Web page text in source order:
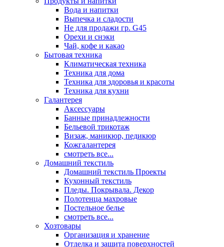
Вода и напитки
Выпечка и сладости
Не для продажи гр. G45
Орехи и снэки
Чай, кофе и какао
Бытовая техника
Климатическая техника
Техника для дома
Техника для здоровья и красоты
Техника для кухни
Галантерея
Аксессуары
Банные принадлежности
Бельевой трикотаж
Визаж, маникюр, педикюр
Кожгалантерея
смотреть все...
Домашний текстиль
Домашний текстиль Проекты
Кухонный текстиль
Пледы. Покрывала. Декор
Полотенца махровые
Постельное белье
смотреть все...
Хозтовары
Организация и хранение
Отделка и защита поверхностей